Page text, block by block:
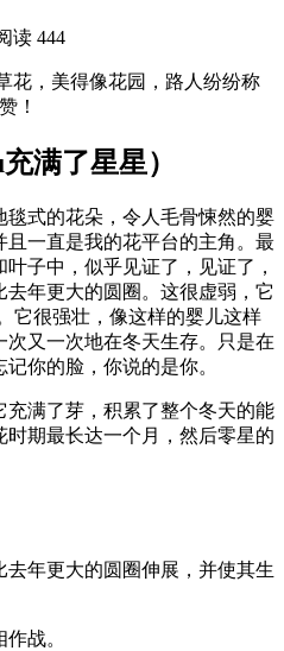
读 444
满了星星）
式的花朵，令人毛骨悚然的婴
且一直是我的花平台的主角。最
子中，似乎见证了，见证了，
去年更大的圆圈。这很虚弱，它
它很强壮，像这样的婴儿这样
又一次地在冬天生存。只是在
你的脸，你说的是你。
充满了芽，积累了整个冬天的能
期最长达一个月，然后零星的
年更大的圆圈伸展，并使其生
战。